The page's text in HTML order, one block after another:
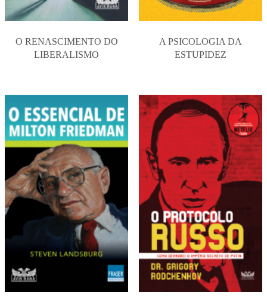
O RENASCIMENTO DO
LIBERALISMO
A PSICOLOGIA DA
ESTUPIDEZ